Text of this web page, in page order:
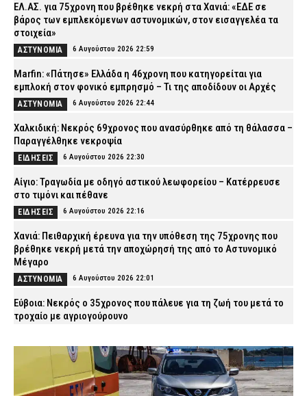
ΕΛ.ΑΣ. για 75χρονη που βρέθηκε νεκρή στα Χανιά: «ΕΔΕ σε
βάρος των εμπλεκόμενων αστυνομικών, στον εισαγγελέα τα
στοιχεία»
ΑΣΤΥΝΟΜΙΑ 6 Αυγούστου 2026 22:59
Marfin: «Πάτησε» Ελλάδα η 46χρονη που κατηγορείται για
εμπλοκή στον φονικό εμπρησμό – Τι της αποδίδουν οι Αρχές
ΑΣΤΥΝΟΜΙΑ 6 Αυγούστου 2026 22:44
Χαλκιδική: Νεκρός 69χρονος που ανασύρθηκε από τη θάλασσα –
Παραγγέλθηκε νεκροψία
ΕΙΔΗΣΕΙΣ 6 Αυγούστου 2026 22:30
Αίγιο: Τραγωδία με οδηγό αστικού λεωφορείου – Κατέρρευσε
στο τιμόνι και πέθανε
ΕΙΔΗΣΕΙΣ 6 Αυγούστου 2026 22:16
Χανιά: Πειθαρχική έρευνα για την υπόθεση της 75χρονης που
βρέθηκε νεκρή μετά την αποχώρησή της από το Αστυνομικό
Μέγαρο
ΑΣΤΥΝΟΜΙΑ 6 Αυγούστου 2026 22:01
Εύβοια: Νεκρός ο 35χρονος που πάλευε για τη ζωή του μετά το
τροχαίο με αγριογούρουνο
Άρτα: Συνελήφθησαν δύο στελέχη του ΔΕΔΔΗΕ μετά την έκρηξη
σε μετασχηματιστή και την πυρκαγιά
ΑΣΤΥΝΟΜΙΑ 6 Αυγούστου 2026 21:32